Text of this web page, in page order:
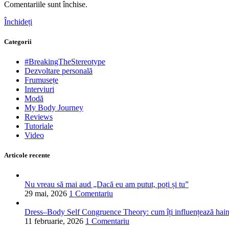
Comentariile sunt închise.
Închideți
Categorii
#BreakingTheStereotype
Dezvoltare personală
Frumusețe
Interviuri
Modă
My Body Journey
Reviews
Tutoriale
Video
Articole recente
Nu vreau să mai aud „Dacă eu am putut, poți și tu”
29 mai, 2026 1 Comentariu
Dress–Body Self Congruence Theory: cum îți influențează
11 februarie, 2026 1 Comentariu